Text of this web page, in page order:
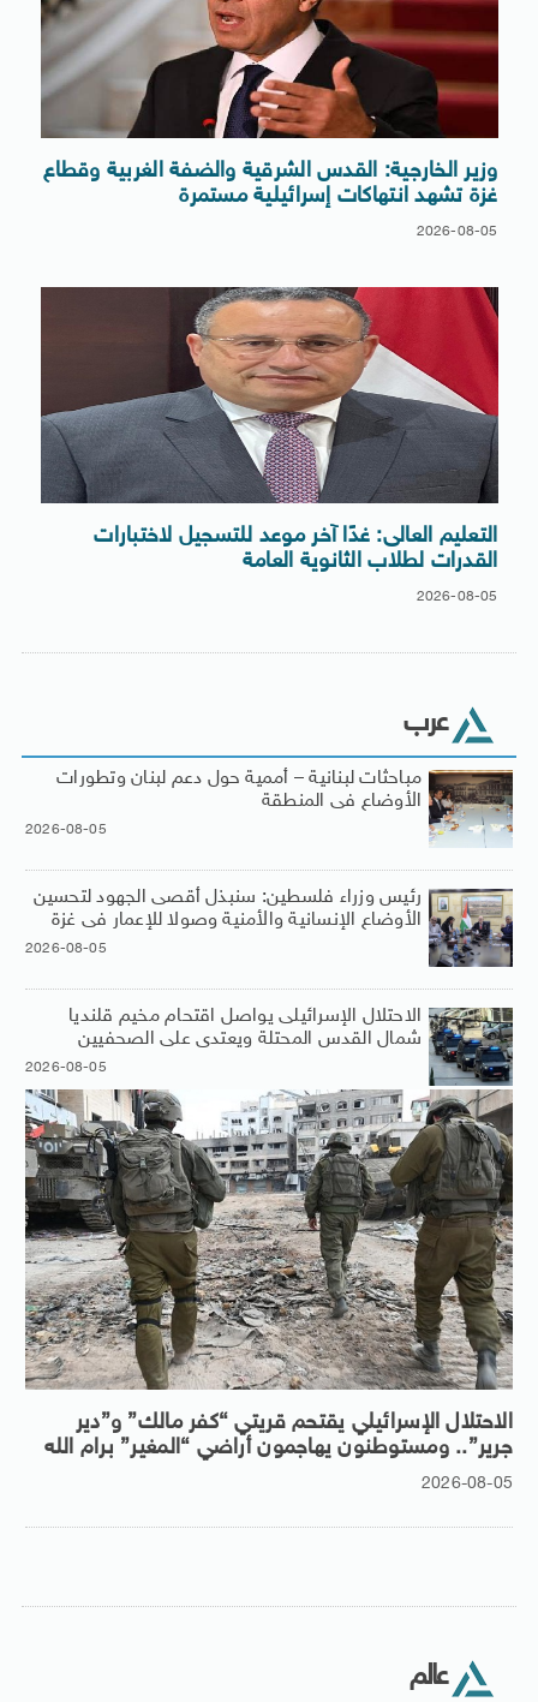
وزير الخارجية: القدس الشرقية والضفة الغربية وقطاع
غزة تشهد انتهاكات إسرائيلية مستمرة
2026-08-05
التعليم العالى: غدًا آخر موعد للتسجيل لاختبارات
القدرات لطلاب الثانوية العامة
2026-08-05
عرب
مباحثات لبنانية – أممية حول دعم لبنان وتطورات
الأوضاع فى المنطقة
2026-08-05
رئيس وزراء فلسطين: سنبذل أقصى الجهود لتحسين
الأوضاع الإنسانية والأمنية وصولا للإعمار فى غزة
2026-08-05
الاحتلال الإسرائيلى يواصل اقتحام مخيم قلنديا
شمال القدس المحتلة ويعتدى على الصحفيين
2026-08-05
الاحتلال الإسرائيلي يقتحم قريتي “كفر مالك” و”دير
جرير”.. ومستوطنون يهاجمون أراضي “المغير” برام الله
2026-08-05
عالم